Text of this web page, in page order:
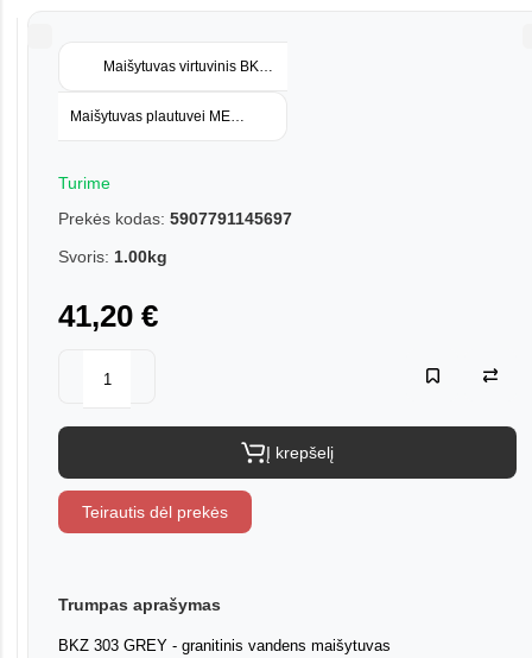
Maišytuvas virtuvinis BKZ 303 beige
Maišytuvas plautuvei METALICA 105
Turime
Prekės kodas: 5907791145697
Svoris: 1.00kg
41,20 €
Į krepšelį
Teirautis dėl prekės
Trumpas aprašymas
BKZ 303 GREY - granitinis vandens maišytuvas